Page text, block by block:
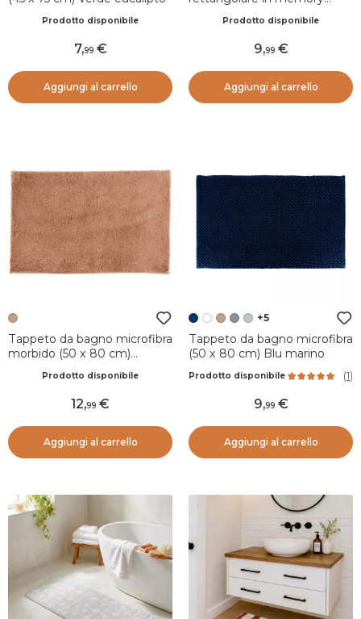
Prodotto disponibile
7,99
Aggiungi al carrello
Prodotto disponibile
9,99
Aggiungi al carrello
Tappeto da bagno microfibra
morbido (50 x 80 cm)
Prodotto disponibile
12,99
Aggiungi al carrello
+5
Tappeto da bagno microfibra
(50 x 80 cm) Blu marino
Prodotto disponibile (1)
9,99
Aggiungi al carrello